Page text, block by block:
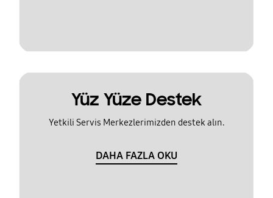
Yüz Yüze Destek
Yetkili Servis Merkezlerimizden destek alın.
DAHA FAZLA OKU